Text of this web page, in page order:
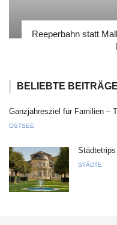
Reeperbahn statt
BELIEBTE BEITRÄGE
Ganzjahresziel für Familien –
OSTSEE
STÄDTE